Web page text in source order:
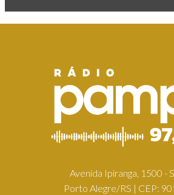
Avenida Ipiranga, 1500 -
Porto Alegre/RS | CEP: